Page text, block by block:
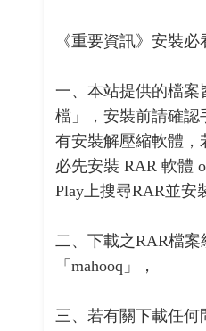
《重要資訊》安裝必
一、本站提供的檔案
檔」，安裝前請確認
有安裝解壓縮軟體，
必先安裝 RAR 軟體
Play上搜尋RAR並安
二、下載之RAR檔
「mahooq」，
三、若有關下載任何